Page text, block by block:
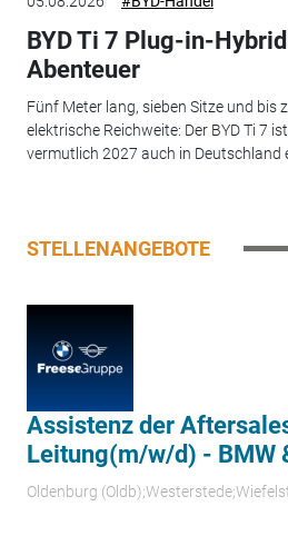
BYD Ti 7 Plug-in-
Abenteuer
Fünf Meter lang, sieben Sitze und bis
elektrische Reichweite: Der BYD Ti 7
vermutlich 2027 auch in Deutschland
STELLENANGEBOTE
Assistenz der
Leitung(m/w/d) - BMW
Oldenburg